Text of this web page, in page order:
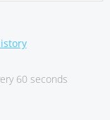
60 seconds